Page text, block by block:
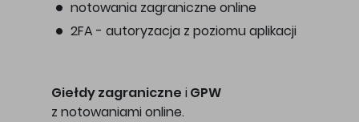
notowania zagraniczne online
2FA - autoryzacja z poziomu aplikacji
Giełdy zagraniczne i GPW
z notowaniami online.